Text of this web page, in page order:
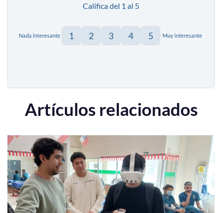
Califica del 1 al 5
Nada interesante 1 2 3 4 5 Muy interesante
Artículos relacionados